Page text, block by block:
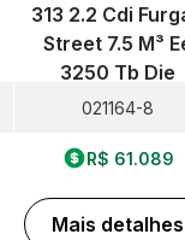
313 2.2 Cdi
Street 7.5 M³
3250 Tb Die
021164-8
R$ 61.089
Mais detalhes